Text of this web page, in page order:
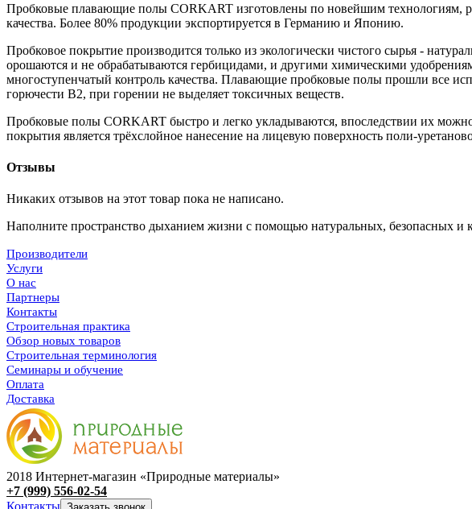
Пробковые плавающие полы CORKART изготовлены по новейшим технологиям,
качества. Более 80% продукции экспортируется в Германию и Японию.
Пробковое покрытие производится только из экологически чистого сырья -
орошаются и не обрабатываются гербицидами, и другими химическими
многоступенчатый контроль качества. Плавающие пробковые полы прошли все
горючести B2, при горении не выделяет токсичных веществ.
Пробковые полы CORKART быстро и легко укладываются, впоследствии их
покрытия является трёхслойное нанесение на лицевую поверхность поли-
Отзывы
Никаких отзывов на этот товар пока не написано.
Наполните пространство дыханием жизни с помощью натуральных, безопасных и
Производители
Услуги
О нас
Партнеры
Контакты
Строительная практика
Обзор новых товаров
Строительная терминология
Семинары и обучение
Оплата
Доставка
2018 Интернет-магазин «Природные материалы»
+7 (999) 556-02-54